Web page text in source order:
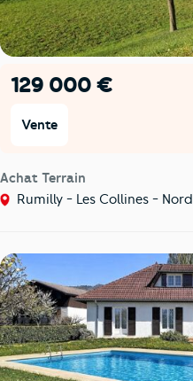
129 000 €
Vente
Achat Terrain
Rumilly - Les Collines - Nord